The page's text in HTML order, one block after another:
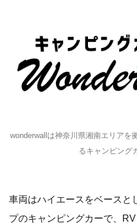
wonderwallは神奈川県湘南エリアを
るキャンピング
車両はハイエースをベースと
プのキャンピングカーで、